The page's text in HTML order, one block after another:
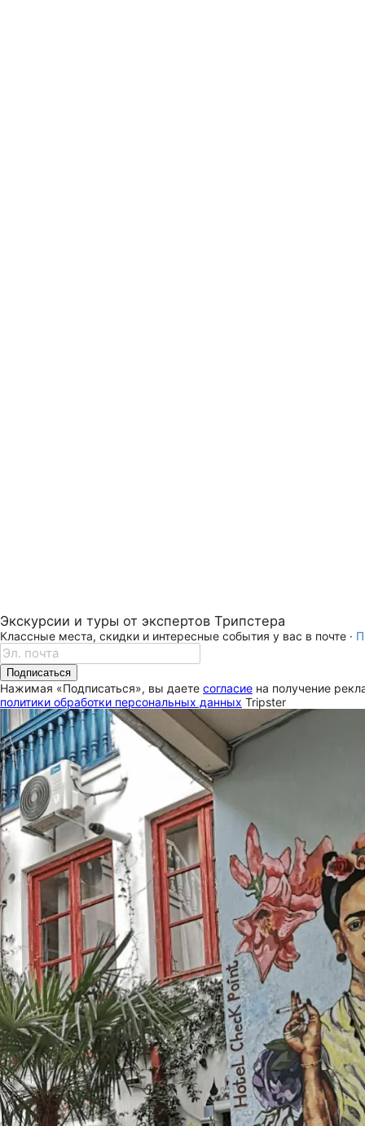
Экскурсии и туры от экспертов Трипстера
Классные места, скидки и интересные события у вас в почте ·
Подписаться
Нажимая «Подписаться», вы даете согласие на получение
политики обработки персональных данных Tripster